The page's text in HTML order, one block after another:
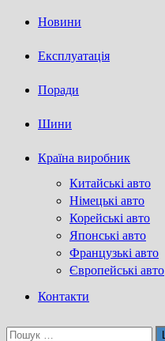
Новини
Експлуатація
Поради
Шини
Країна виробник
Китайські авто
Німецькі авто
Корейські авто
Японські авто
Французькі авто
Європейські авто
Контакти
Пошук: